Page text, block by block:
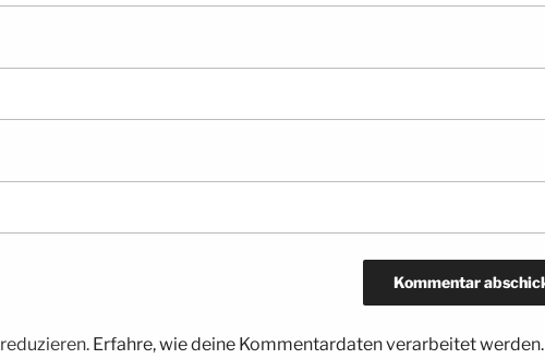
Erfahre, wie deine Kommentardaten verarbeitet werden.